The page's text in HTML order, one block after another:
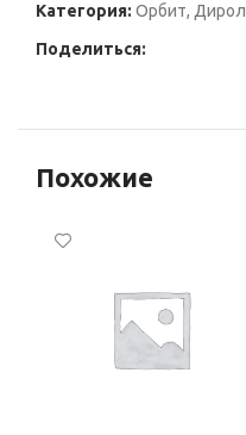
Категория: Орбит, Дирол
Поделиться:
Похожие